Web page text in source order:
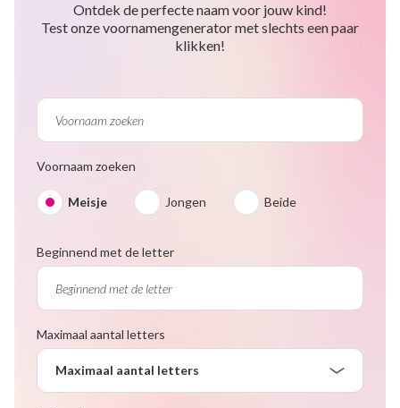
Ontdek de perfecte naam voor jouw kind!
Test onze voornamengenerator met slechts een paar
klikken!
Voornaam zoeken
Meisje Jongen Beide
Beginnend met de letter
Maximaal aantal letters
Maximaal aantal letters